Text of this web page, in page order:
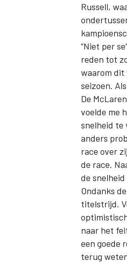
Russell,
“Niet per
reden tot
waarom dit
seizoen.
De
voelde me
snelheid te
anders
race over
de race.
de
Ondanks
titelstrijd.
naar het
een goede
terug